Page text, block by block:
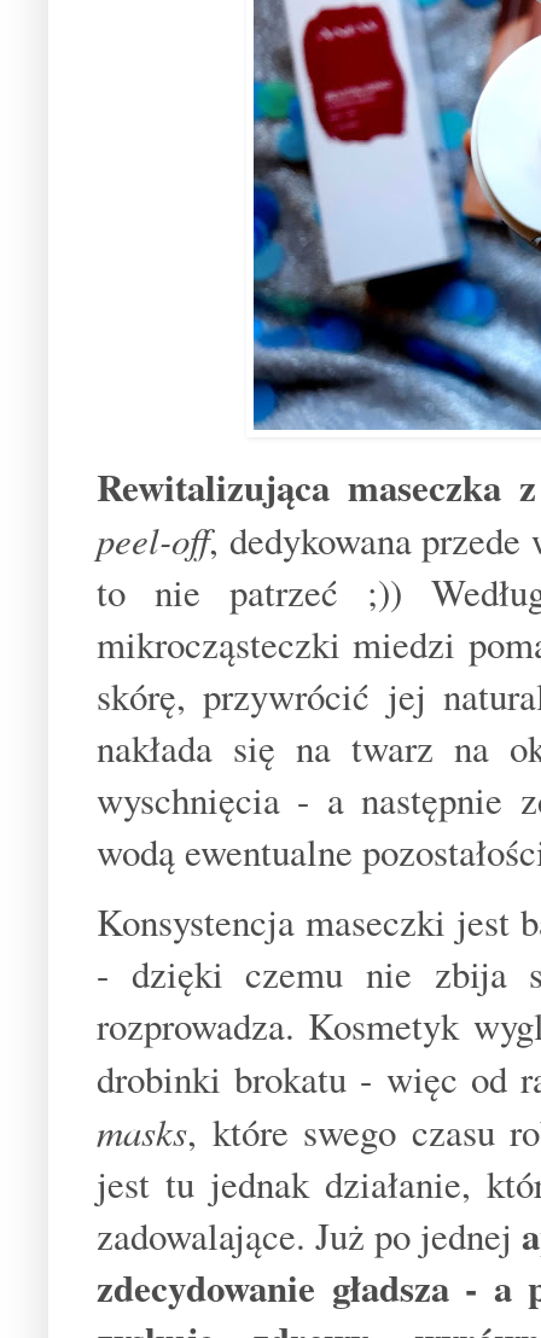
Rewitalizująca maseczka
peel-off, dedykowana
to nie patrzeć ;))
mikrocząsteczki miedzi
skórę, przywrócić jej
nakłada się na twarz na
wyschnięcia - a następnie
wodą ewentualne
Konsystencja maseczki jest
- dzięki czemu nie zbija
rozprowadza. Kosmetyk
drobinki brokatu - więc od
masks, które swego czasu
jest tu jednak działanie,
zadowalające. Już po jednej
zdecydowanie gładsza -